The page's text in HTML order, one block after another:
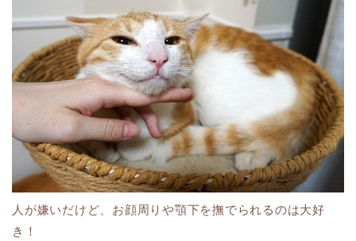
人が嫌いだけど、お顔周りや顎下を撫でられるのは大好
き！